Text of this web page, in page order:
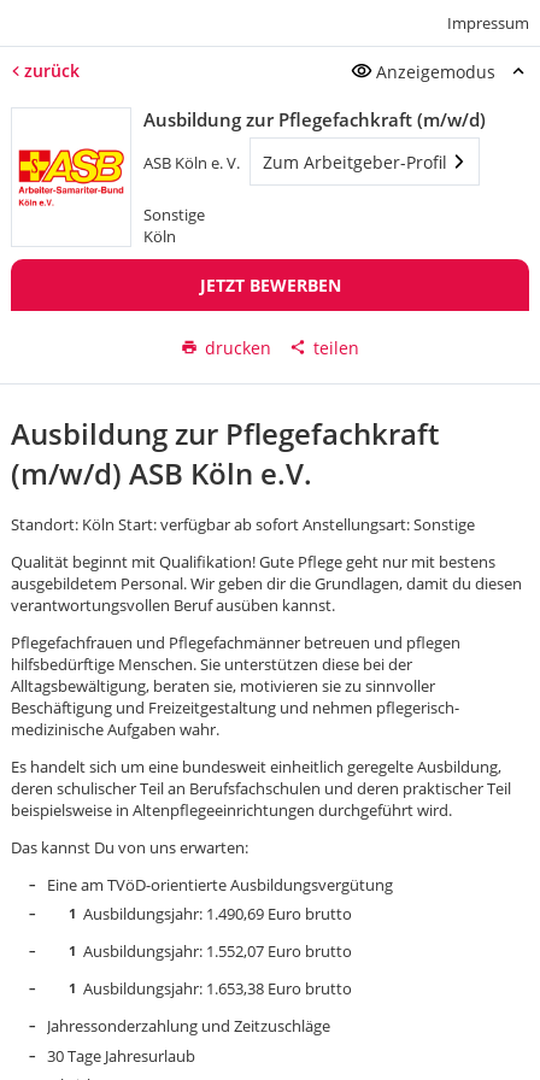
Impressum
zurück Anzeigemodus
Ausbildung zur Pflegefachkraft (m/w/d)
ASB Köln e. V. Zum Arbeitgeber-Profil
Sonstige
Köln
JETZT BEWERBEN
drucken teilen
Ausbildung zur Pflegefachkraft
(m/w/d) ASB Köln e.V.
Standort: Köln Start: verfügbar ab sofort Anstellungsart: Sonstige
Qualität beginnt mit Qualifikation! Gute Pflege geht nur mit bestens
ausgebildetem Personal. Wir geben dir die Grundlagen, damit du diesen
verantwortungsvollen Beruf ausüben kannst.
Pflegefachfrauen und Pflegefachmänner betreuen und pflegen
hilfsbedürftige Menschen. Sie unterstützen diese bei der
Alltagsbewältigung, beraten sie, motivieren sie zu sinnvoller
Beschäftigung und Freizeitgestaltung und nehmen pflegerisch-
medizinische Aufgaben wahr.
Es handelt sich um eine bundesweit einheitlich geregelte Ausbildung,
deren schulischer Teil an Berufsfachschulen und deren praktischer Teil
beispielsweise in Altenpflegeeinrichtungen durchgeführt wird.
Das kannst Du von uns erwarten:
Eine am TVöD-orientierte Ausbildungsvergütung
Ausbildungsjahr: 1.490,69 Euro brutto
Ausbildungsjahr: 1.552,07 Euro brutto
Ausbildungsjahr: 1.653,38 Euro brutto
Jahressonderzahlung und Zeitzuschläge
30 Tage Jahresurlaub